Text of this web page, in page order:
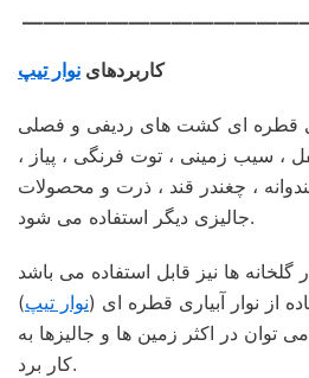
کاربردهای نوار تیپ
قطره ای کشت های ردیفی و فصلی
، سیب زمینی ، توت فرنگی ، پیاز ،
، چغندر قند ، ذرت و محصولات
جالیزی دیگر استفاده می شود.
از نوار آبیاری قطره ای (نوار تیپ)
توان در اکثر زمین ها و جالیزها به
کار برد.